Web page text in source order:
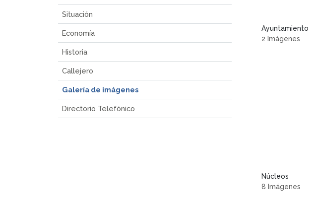
Situación
Economía
Historia
Callejero
Galería de imágenes
Directorio Telefónico
Ayuntamiento
2 Imágenes
Núcleos
8 Imágenes